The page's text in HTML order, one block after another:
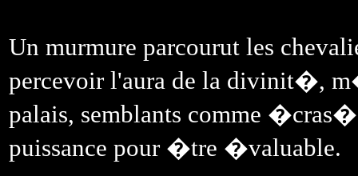
Un murmure parcourut les
percevoir l'aura de la divinit�,
palais, semblants comme
puissance pour �tre �valuable.